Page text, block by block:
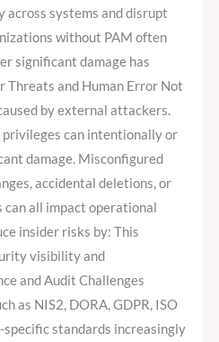
systems and disrupt
without PAM often
significant damage has
Threats and Human Error Not
by external attackers.
privileges can intentionally or
damage. Misconfigured
accidental deletions, or
all impact operational
insider risks by: This
visibility and
and Audit Challenges
as NIS2, DORA, GDPR, ISO
standards increasingly